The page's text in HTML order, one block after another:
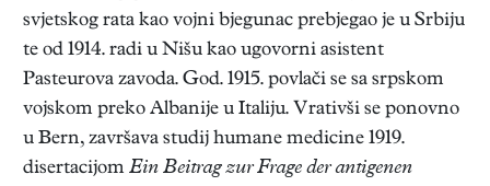
svjetskog rata kao vojni bjegunac prebjegao je u Srbiju
te od 1914. radi u Nišu kao ugovorni asistent
Pasteurova zavoda. God. 1915. povlači se sa srpskom
vojskom preko Albanije u Italiju. Vrativši se ponovno
u Bern, završava studij humane medicine 1919.
disertacijom Ein Beitrag zur Frage der antigenen